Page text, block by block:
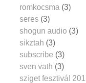
romkocsma (3)
seres (3)
shogun audio (3)
sikztah (3)
subscribe (3)
sven vath (3)
sziget fesztivál